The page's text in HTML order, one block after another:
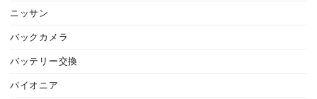
ニッサン
バックカメラ
バッテリー交換
パイオニア